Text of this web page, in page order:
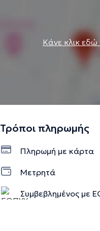
Κάνε κλικ εδώ
Τρόποι πληρωμής
Πληρωμή με κάρτα
Μετρητά
Συμβεβλημένος με